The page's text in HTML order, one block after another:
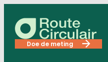
Doe de meting